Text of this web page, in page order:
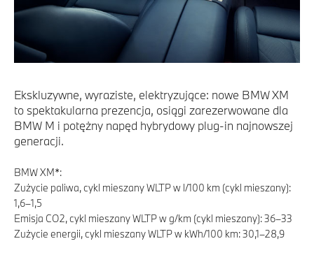
Ekskluzywne, wyraziste, elektryzujące: nowe BMW XM
to spektakularna prezencja, osiągi zarezerwowane dla
BMW M i potężny napęd hybrydowy plug-in najnowszej
generacji.
BMW XM*:
Zużycie paliwa, cykl mieszany WLTP w l/100 km (cykl mieszany):
1,6–1,5
Emisja CO2, cykl mieszany WLTP w g/km (cykl mieszany): 36–33
Zużycie energii, cykl mieszany WLTP w kWh/100 km: 30,1–28,9